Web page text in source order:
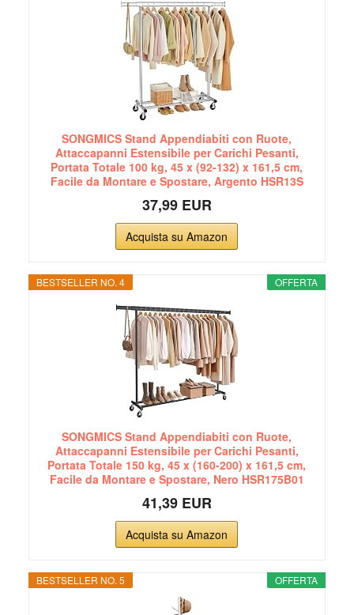
SONGMICS Stand Appendiabiti con Ruote,
Attaccapanni Estensibile per Carichi Pesanti,
Portata Totale 100 kg, 45 x (92-132) x 161,5 cm,
Facile da Montare e Spostare, Argento HSR13S
37,99 EUR
Acquista su Amazon
OFFERTA
BESTSELLER NO. 4
SONGMICS Stand Appendiabiti con Ruote,
Attaccapanni Estensibile per Carichi Pesanti,
Portata Totale 150 kg, 45 x (160-200) x 161,5 cm,
Facile da Montare e Spostare, Nero HSR175B01
41,39 EUR
Acquista su Amazon
OFFERTA
BESTSELLER NO. 5